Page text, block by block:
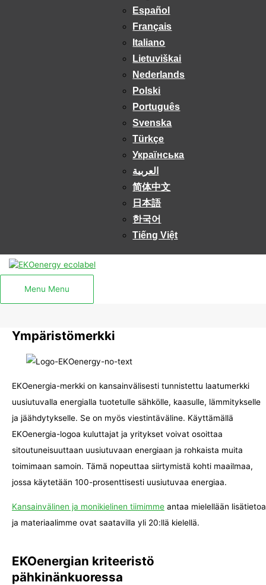
Español
Français
Italiano
Lietuviškai
Nederlands
Polski
Português
Svenska
Türkçe
Українська
العربية
简体中文
日本語
한국어
Tiếng Việt
Menu Menu
Ympäristömerkki
EKOenergia-merkki on kansainvälisesti tunnistettu laatumerkki
uusiutuvalla energialla tuotetulle sähkölle, kaasulle, lämmitykselle
ja jäähdytykselle. Se on myös viestintäväline. Käyttämällä
EKOenergia-logoa kuluttajat ja yritykset voivat osoittaa
sitoutuneisuuttaan uusiutuvaan energiaan ja rohkaista muita
toimimaan samoin. Tämä nopeuttaa siirtymistä kohti maailmaa,
jossa käytetään 100-prosenttisesti uusiutuvaa energiaa.
Kansainvälinen ja monikielinen tiimimme antaa mielellään lisätietoa
ja materiaalimme ovat saatavilla yli 20:llä kielellä.
EKOenergian kriteeristö
pähkinänkuoressa